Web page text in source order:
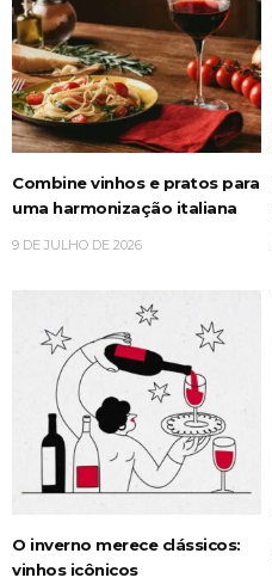
Combine vinhos e pratos para
uma harmonização italiana
9 DE JULHO DE 2026
O inverno merece clássicos:
vinhos icônicos